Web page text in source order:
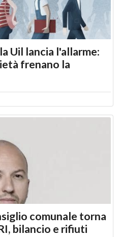
Uil lancia l'allarme:
frenano la
comunale torna
bilancio e rifiuti